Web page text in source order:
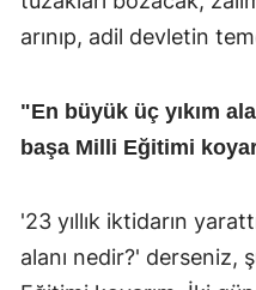
arınıp, adil devletin
"En büyük üç yıkım
başa Milli Eğitimi
'23 yıllık iktidarın
alanı nedir?' derseniz,